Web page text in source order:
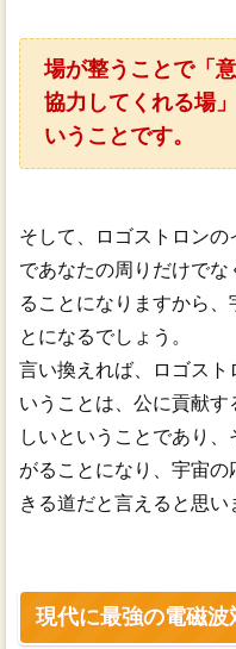
場が整うことで「
協力してくれる場
いうことです。
そして、ロゴストロン
であなたの周りだけで
ることになりますから
とになるでしょう。
言い換えれば、ロゴスト
いうことは、公に貢献
しいということであり
がることになり、宇宙
きる道だと言えると思い
現代に最強の電磁